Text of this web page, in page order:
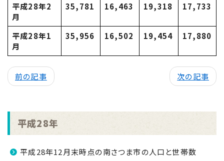
平成28年2
月
35,781 16,463 19,318 17,733
平成28年1
月
35,956 16,502 19,454 17,880
前の記事 次の記事
平成28年
平成28年12月末時点の南さつま市の人口と世帯数